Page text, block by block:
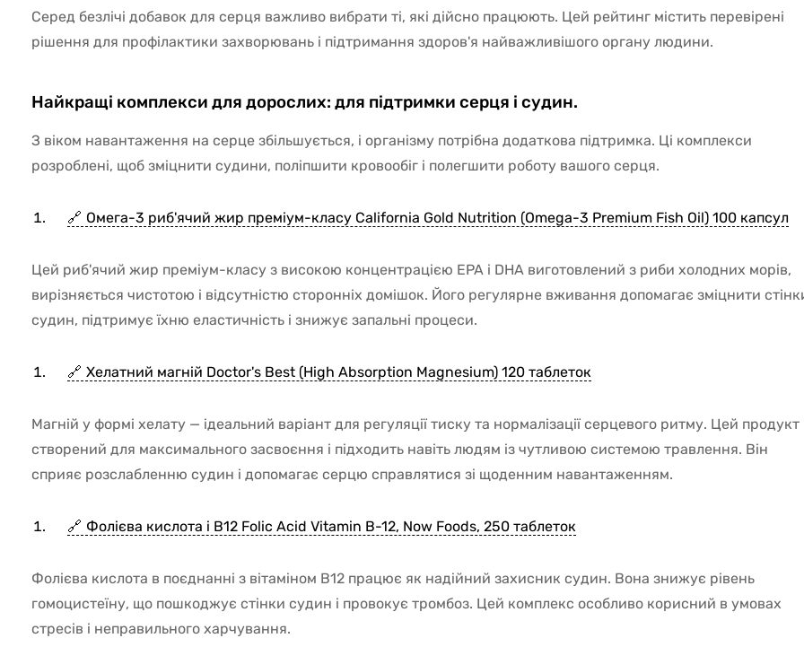
Серед безлічі добавок для серця важливо вибрати ті, які дійсно працюють. Цей рейтинг містить перевірені
рішення для профілактики захворювань і підтримання здоров'я найважливішого органу людини.
Найкращі комплекси для дорослих: для підтримки серця і судин.
З віком навантаження на серце збільшується, і організму потрібна додаткова підтримка. Ці комплекси
розроблені, щоб зміцнити судини, поліпшити кровообіг і полегшити роботу вашого серця.
Омега-3 риб'ячий жир преміум-класу California Gold Nutrition (Omega-3 Premium Fish Oil) 100 капсул
Цей риб'ячий жир преміум-класу з високою концентрацією EPA і DHA виготовлений з риби холодних морів,
вирізняється чистотою і відсутністю сторонніх домішок. Його регулярне вживання допомагає зміцнити
судин, підтримує їхню еластичність і знижує запальні процеси.
Хелатний магній Doctor's Best (High Absorption Magnesium) 120 таблеток
Магній у формі хелату — ідеальний варіант для регуляції тиску та нормалізації серцевого ритму. Цей продукт
створений для максимального засвоєння і підходить навіть людям із чутливою системою травлення. Він
сприяє розслабленню судин і допомагає серцю справлятися зі щоденним навантаженням.
Фолієва кислота і В12 Folic Acid Vitamin B-12, Now Foods, 250 таблеток
Фолієва кислота в поєднанні з вітаміном B12 працює як надійний захисник судин. Вона знижує рівень
гомоцистеїну, що пошкоджує стінки судин і провокує тромбоз. Цей комплекс особливо корисний в умовах
стресів і неправильного харчування.